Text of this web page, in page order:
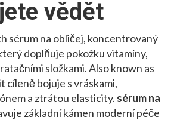
vědět
sérum na obličej, koncentrovaný
doplňuje pokožku vitamíny,
složkami. Also known as
cíleně bojuje s vráskami,
a ztrátou elasticity. sérum na
základní kámen moderní péče